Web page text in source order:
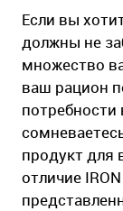
Если вы
должны не
множество
ваш рацион
потребности
продукт для
отличие